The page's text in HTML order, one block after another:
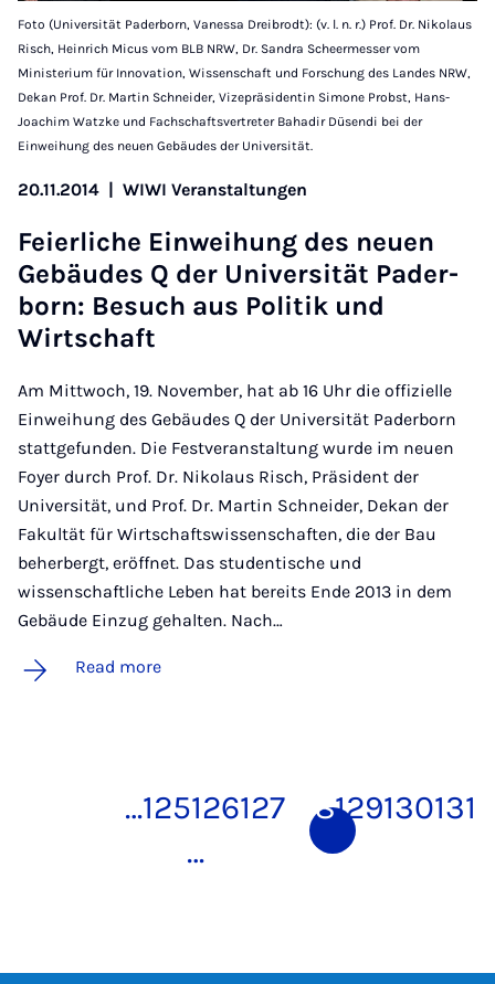
Foto (Universität Paderborn, Vanessa Dreibrodt): (v. l. n. r.) Prof. Dr. Nikolaus
Risch, Heinrich Micus vom BLB NRW, Dr. Sandra Scheermesser vom
Ministerium für Innovation, Wissenschaft und Forschung des Landes NRW,
Dekan Prof. Dr. Martin Schneider, Vizepräsidentin Simone Probst, Hans-
Joachim Watzke und Fachschaftsvertreter Bahadir Düsendi bei der
Einweihung des neuen Gebäudes der Universität.
20.11.2014 WIWI Veranstaltungen
Fei­er­liche Ein­wei­hung des neuen
Ge­bäudes Q der Uni­versität Pader­
born: Be­such aus Politik und
Wirtschaft
Am Mittwoch, 19. November, hat ab 16 Uhr die offizielle
Einweihung des Gebäudes Q der Universität Paderborn
stattgefunden. Die Festveranstaltung wurde im neuen
Foyer durch Prof. Dr. Nikolaus Risch, Präsident der
Universität, und Prof. Dr. Martin Schneider, Dekan der
Fakultät für Wirtschaftswissenschaften, die der Bau
beherbergt, eröffnet. Das studentische und
wissenschaftliche Leben hat bereits Ende 2013 in dem
Gebäude Einzug gehalten. Nach…
Read more
…125126127128129130131
…